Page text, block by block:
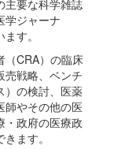
主要な科学雑誌
学ジャーナ
す。
（CRA）の臨床
売戦略、ベンチ
）の検討、医薬
師やその他の医
・政府の医療政
ます。